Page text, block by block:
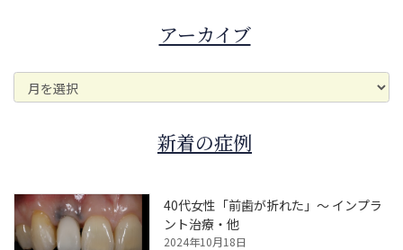
アーカイブ
ア
ー
新着の症例
40代女性「前歯が折れた」～ インプラ
ント治療・他
2024年10月18日